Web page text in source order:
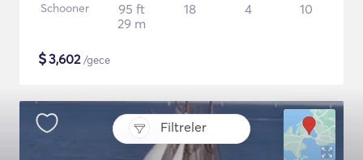
Filtreler
Schooner
95 ft
29 m
18 4 10
$3,602/gece